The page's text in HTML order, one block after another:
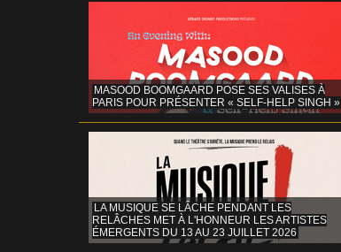
MASOOD BOOMGAARD POSE SES VALISES À
PARIS POUR PRÉSENTER « SELF-HELP SINGH »
LA MUSIQUE SE LÂCHE PENDANT LES
RELÂCHES MET À L'HONNEUR LES ARTISTES
ÉMERGENTS DU 13 AU 23 JUILLET 2026